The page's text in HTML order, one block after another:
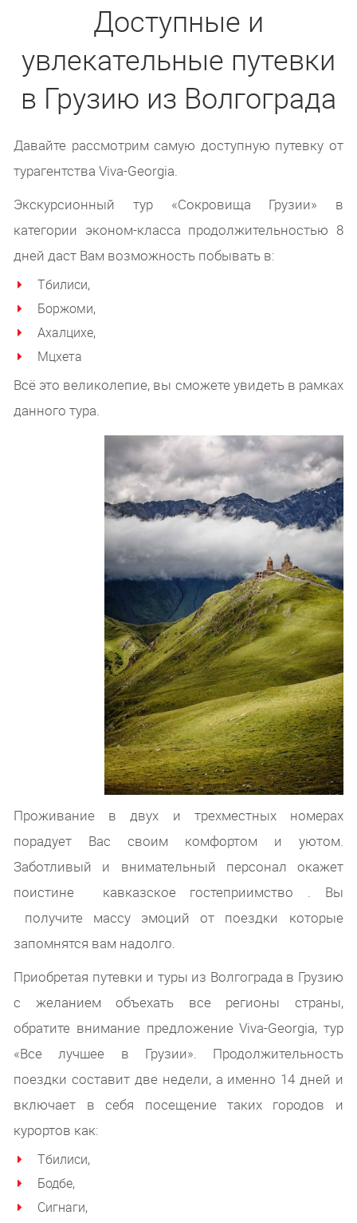
Доступные и
увлекательные путевки
в Грузию из Волгограда
Давайте рассмотрим самую доступную путевку от
турагентства Viva-Georgia.
Экскурсионный тур «Сокровища Грузии» в
категории эконом-класса продолжительностью 8
дней даст Вам возможность побывать в:
Тбилиси,
Боржоми,
Ахалцихе,
Мцхета
Всё это великолепие, вы сможете увидеть в рамках
данного тура.
Проживание в двух и трехместных номерах
порадует Вас своим комфортом и уютом.
Заботливый и внимательный персонал окажет
поистине кавказское гостеприимство . Вы
получите массу эмоций от поездки которые
запомнятся вам надолго.
Приобретая путевки и туры из Волгограда в Грузию
с желанием объехать все регионы страны,
обратите внимание предложение Viva-Georgia, тур
«Все лучшее в Грузии». Продолжительность
поездки составит две недели, а именно 14 дней и
включает в себя посещение таких городов и
курортов как:
Тбилиси,
Бодбе,
Сигнаги,